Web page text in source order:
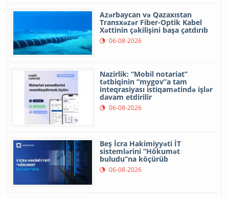
Azərbaycan və Qazaxıstan
Transxəzər Fiber-Optik Kabel
Xəttinin çəkilişini başa çatdırıb
06-08-2026
Nazirlik: “Mobil notariat”
tətbiqinin “mygov”a tam
inteqrasiyası istiqamətində işlər
davam etdirilir
06-08-2026
Beş İcra Hakimiyyəti İT
sistemlərini “Hökumət
buludu”na köçürüb
06-08-2026